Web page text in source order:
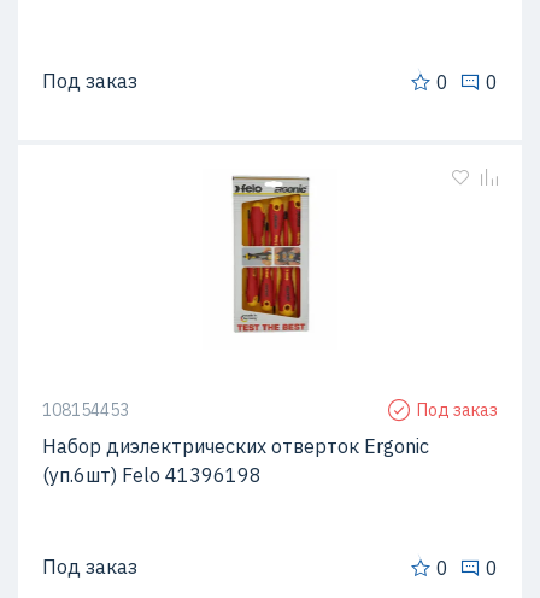
Под заказ 0 0
108154453 Под заказ
Набор диэлектрических отверток Ergonic
(уп.6шт) Felo 41396198
Под заказ 0 0